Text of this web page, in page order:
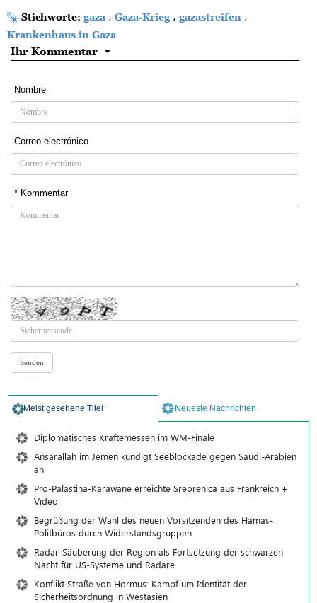
Stichworte: gaza ، Gaza-Krieg ، gazastreifen ،
Krankenhaus in Gaza
Ihr Kommentar
Nombre
Correo electrónico
* Kommentar
Meist gesehene Titel Neueste Nachrichten
Diplomatisches Kräftemessen im WM-Finale
Ansarallah im Jemen kündigt Seeblockade gegen Saudi-Arabien
an
Pro-Palästina-Karawane erreichte Srebrenica aus Frankreich +
Video
Begrüßung der Wahl des neuen Vorsitzenden des Hamas-
Politbüros durch Widerstandsgruppen
Radar-Säuberung der Region als Fortsetzung der schwarzen
Nacht für US-Systeme und Radare
Konflikt Straße von Hormus: Kampf um Identität der
Sicherheitsordnung in Westasien